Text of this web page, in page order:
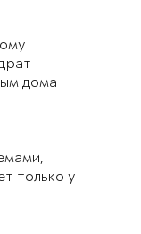
дома
только у